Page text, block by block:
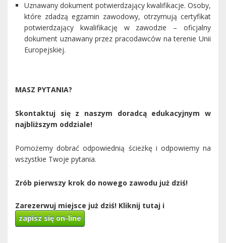
Uznawany dokument potwierdzający kwalifikacje. Osoby,
które zdadzą egzamin zawodowy, otrzymują certyfikat
potwierdzający kwalifikację w zawodzie – oficjalny
dokument uznawany przez pracodawców na terenie Unii
Europejskiej.
MASZ PYTANIA?
Skontaktuj się z naszym doradcą edukacyjnym w
najbliższym oddziale!
Pomożemy dobrać odpowiednią ścieżkę i odpowiemy na
wszystkie Twoje pytania.
Zrób pierwszy krok do nowego zawodu już dziś!
Zarezerwuj miejsce już dziś! Kliknij tutaj i
zapisz się on-line